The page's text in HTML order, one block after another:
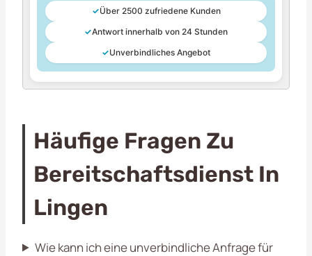
✓Über 2500 zufriedene Kunden
✓Antwort innerhalb von 24 Stunden
✓Unverbindliches Angebot
Häufige Fragen Zu
Bereitschaftsdienst In
Lingen
Wie kann ich eine unverbindliche Anfrage für